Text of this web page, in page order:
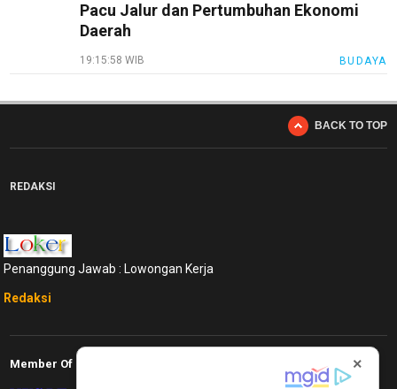
Pacu Jalur dan Pertumbuhan Ekonomi
Daerah
19:15:58 WIB BUDAYA
BACK TO TOP
REDAKSI
Penanggung Jawab : Lowongan Kerja
Redaksi
Member Of ×